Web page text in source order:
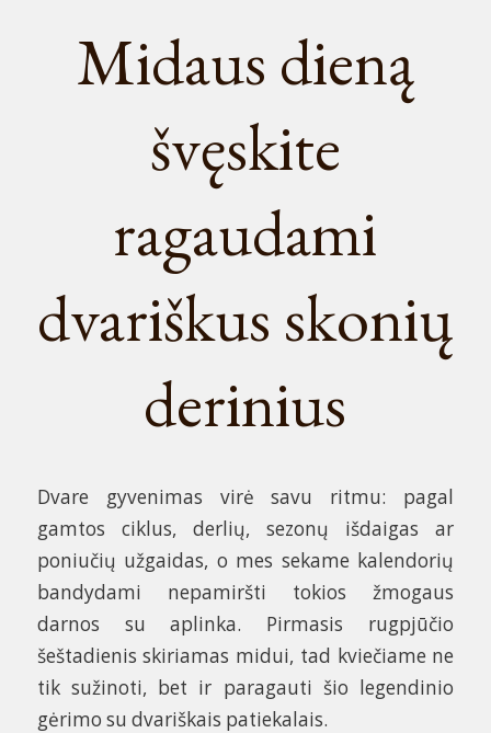
Midaus dieną
švęskite
ragaudami
dvariškus skonių
derinius
Dvare gyvenimas virė savu ritmu: pagal
gamtos ciklus, derlių, sezonų išdaigas ar
poniučių užgaidas, o mes sekame kalendorių
bandydami nepamiršti tokios žmogaus
darnos su aplinka. Pirmasis rugpjūčio
šeštadienis skiriamas midui, tad kviečiame ne
tik sužinoti, bet ir paragauti šio legendinio
gėrimo su dvariškais patiekalais.